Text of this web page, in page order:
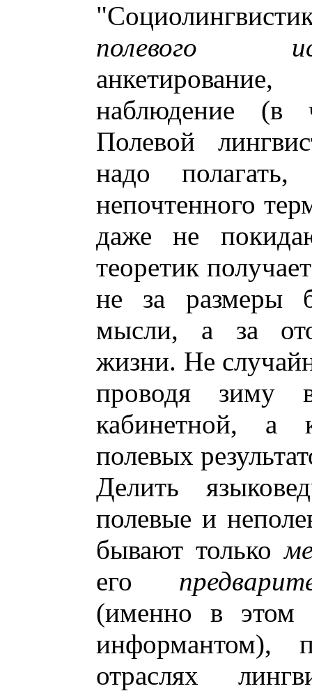
полевого
наблюдение (в
Полевой
надо
непочтенного
даже не
теоретик
не за размеры
мысли, а за
жизни. Не
проводя зиму
кабинетной, а
полевых
Делить
полевые и
бывают только
его
(именно в этом
информантом),
отраслях